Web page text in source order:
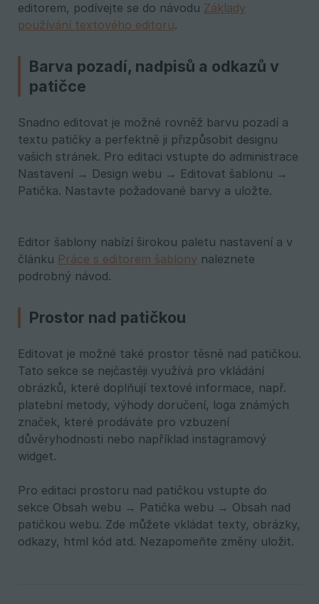
editorem, podívejte se do návodu Základy
používání textového editoru.
Barva pozadí, nadpisů a odkazů v
patičce
Snadno editovat je možné rovněž barvu pozadí a
textu patičky a perfektně ji přizpůsobit designu
vašich stránek. Pro editaci vstupte do administrace
Nastavení → Design webu → Editovat šablonu →
Patička. Nastavte požadované barvy a uložte.
Editor šablony nabízí širokou paletu nastavení a v
článku Práce s editorem šablony naleznete
podrobný návod.
Prostor nad patičkou
Editovat je možné také prostor těsně nad patičkou.
Tato sekce se nejčastěji využívá pro vkládání
obrázků, které doplňují textové informace, např.
platební metody, výhody doručení, loga známých
značek, které prodáváte pro vzbuzení
důvěryhodnosti nebo například instagramový
widget.
Pro editaci prostoru nad patičkou vstupte do
sekce Obsah webu → Patička webu → Obsah nad
patičkou webu. Zde můžete vkládat texty, obrázky,
odkazy, html kód atd. Nezapomeňte změny uložit.